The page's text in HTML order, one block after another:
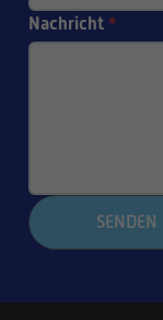
Nachricht *
SENDEN